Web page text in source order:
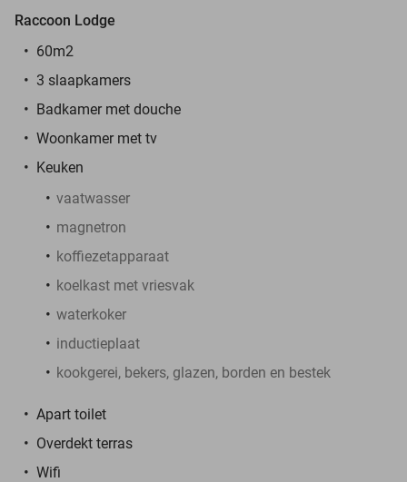
Raccoon Lodge
60m2
3 slaapkamers
Badkamer met douche
Woonkamer met tv
Keuken
vaatwasser
magnetron
koffiezetapparaat
koelkast met vriesvak
waterkoker
inductieplaat
kookgerei, bekers, glazen, borden en bestek
Apart toilet
Overdekt terras
Wifi